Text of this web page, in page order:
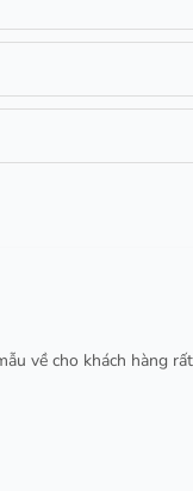
về cho khách hàng